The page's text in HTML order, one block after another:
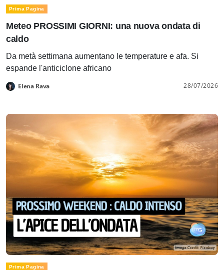
Prima Pagina
Meteo PROSSIMI GIORNI: una nuova ondata di
caldo
Da metà settimana aumentano le temperature e afa. Si
espande l'anticiclone africano
Elena Rava 28/07/2026
Prima Pagina